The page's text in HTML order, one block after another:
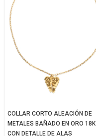
COLLAR CORTO ALEACIÓN DE
METALES BAÑADO EN ORO 18K
CON DETALLE DE ALAS